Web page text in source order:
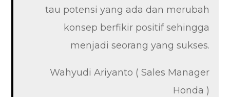
tau potensi yang ada dan merubah
konsep berfikir positif sehingga
menjadi seorang yang sukses.
Wahyudi Ariyanto ( Sales Manager
Honda )